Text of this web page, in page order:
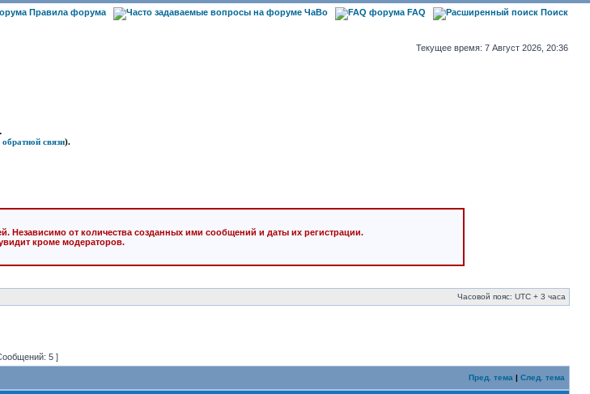
Правила форума ЧаВо FAQ Поиск
Текущее время: 7 Август 2026, 20:36
связи).
от количества созданных ими сообщений и даты их регистрации.
кроме модераторов.
Часовой пояс: UTC + 3 часа
5 ]
Пред. тема | След. тема